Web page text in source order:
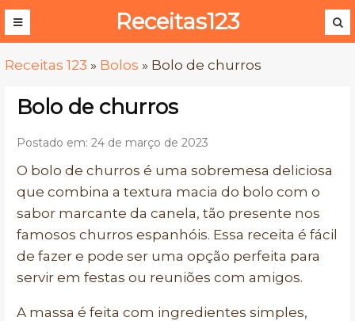
Receitas123
Receitas 123 » Bolos » Bolo de churros
Bolo de churros
Postado em: 24 de março de 2023
O bolo de churros é uma sobremesa deliciosa
que combina a textura macia do bolo com o
sabor marcante da canela, tão presente nos
famosos churros espanhóis. Essa receita é fácil
de fazer e pode ser uma opção perfeita para
servir em festas ou reuniões com amigos.
A massa é feita com ingredientes simples,